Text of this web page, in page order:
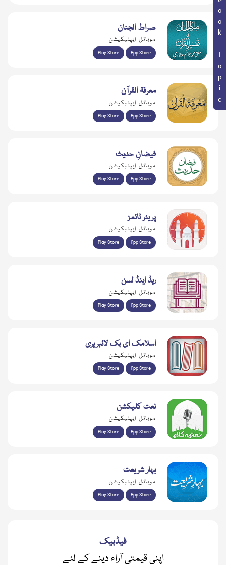
Book Topic صراط الجنان
موبائل ایپلیکیشن
Play Store App Store
معرفۃ القرآن
موبائل ایپلیکیشن
Play Store App Store
فیضانِ حدیث
موبائل ایپلیکیشن
Play Store App Store
پریئر ٹائمز
موبائل ایپلیکیشن
Play Store App Store
ریڈ اینڈ لسن
موبائل ایپلیکیشن
Play Store App Store
اسلامک ای بک لائبریری
موبائل ایپلیکیشن
Play Store App Store
نعت کلیکشن
موبائل ایپلیکیشن
Play Store App Store
بہار شریعت
موبائل ایپلیکیشن
Play Store App Store
فیڈبیک
اپنی قیمتی آراء دینے کے لئے